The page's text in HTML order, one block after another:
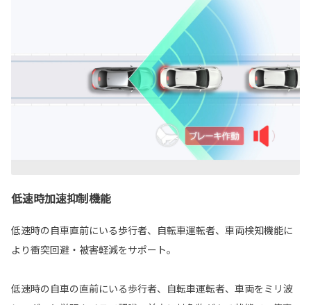
低速時加速抑制機能
低速時の自車直前にいる歩行者、自転車運転者、車両検知機能に
より衝突回避・被害軽減をサポート。
低速時の自車の直前にいる歩行者、自転車運転者、車両をミリ波